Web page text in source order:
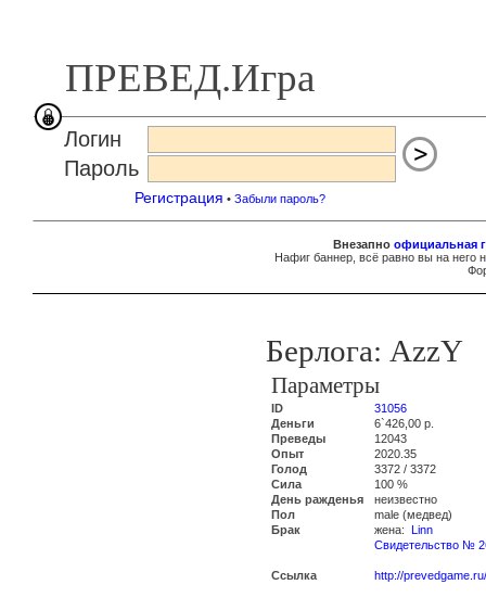
ПРЕВЕД.Игра
Логин
Пароль
Регистрация • Забыли пароль?
Внезапно официальная
Нафиг баннер, всё равно вы на
Берлога: AzzY
Параметры
ID
31056
Деньги
6`426,00 р.
Преведы
12043
Опыт
2020.35
Голод
3372 / 3372
Сила
100 %
День ражденья
неизвестно
Пол
male (медвед)
Брак
жена: Linn
Свидетельство №
Ссылка http://